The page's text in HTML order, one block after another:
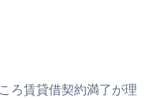
ろ賃貸借契約満了が理